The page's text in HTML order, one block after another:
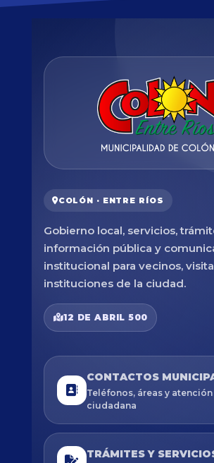
COLÓN · ENTRE RÍOS
Gobierno local, servicios,
información pública y
institucional para vecinos,
instituciones de la ciudad.
12 DE ABRIL 500
CONTACTOS
Teléfonos, áreas y atención
ciudadana
TRÁMITES Y